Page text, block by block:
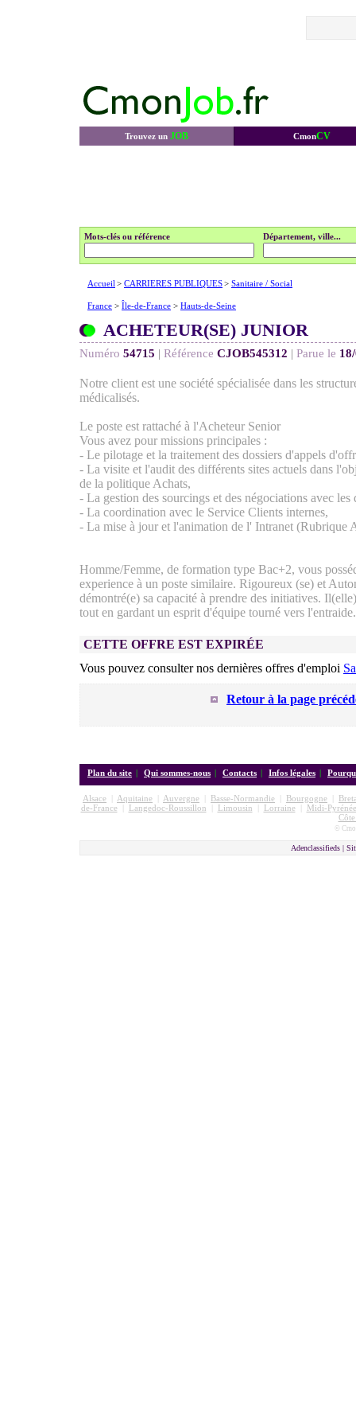
Trouvez un JOB CmonCV
Mots-clés ou référence Département, ville...
Accueil > CARRIERES PUBLIQUES> Sanitaire / Social
France > Île-de-France > Hauts-de-Seine
ACHETEUR(SE) JUNIOR
Numéro 54715 | Référence CJOB545312 | Parue le
Notre client est une société spécialisée dans les
médicalisés.
Le poste est rattaché à l'Acheteur Senior
Vous avez pour missions principales :
- Le pilotage et la traitement des dossiers d'appels
- La visite et l'audit des différents sites actuels dans
de la politique Achats,
- La gestion des sourcings et des négociations avec
- La coordination avec le Service Clients internes,
- La mise à jour et l'animation de l' Intranet (Rubrique
Homme/Femme, de formation type Bac+2, vous
experience à un poste similaire. Rigoureux (se) et
démontré(e) sa capacité à prendre des initiatives.
tout en gardant un esprit d'équipe tourné vers l'entraide.
CETTE OFFRE EST EXPIRÉE
Vous pouvez consulter nos dernières offres d'emploi
Retour à la page
Plan du site | Qui sommes-nous | Contacts | Infos légales |
Alsace Aquitaine Auvergne Basse-Normandie Bourgogne
de-France| Langedoc-Roussillon Limousin Lorraine|
Midi-
©
Adenclassifieds |